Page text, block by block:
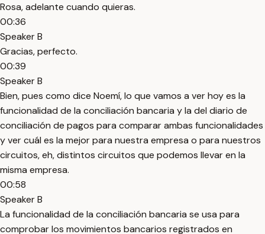
Rosa, adelante cuando quieras.
00:36
Speaker B
Gracias, perfecto.
00:39
Speaker B
Bien, pues como dice Noemí, lo que vamos a ver hoy es la
funcionalidad de la conciliación bancaria y la del diario de
conciliación de pagos para comparar ambas funcionalidades
y ver cuál es la mejor para nuestra empresa o para nuestros
circuitos, eh, distintos circuitos que podemos llevar en la
misma empresa.
00:58
Speaker B
La funcionalidad de la conciliación bancaria se usa para
comprobar los movimientos bancarios registrados en